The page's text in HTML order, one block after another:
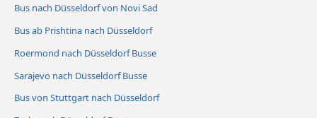
Bus nach Düsseldorf von Novi Sad
Bus ab Prishtina nach Düsseldorf
Roermond nach Düsseldorf Busse
Sarajevo nach Düsseldorf Busse
Bus von Stuttgart nach Düsseldorf